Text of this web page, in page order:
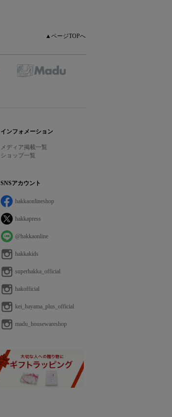
▲ページTOPへ
インフォメーション
メディア掲載一覧
ショップ一覧
SNSアカウント
hakkaonlineshop
hakkapress
@hakkaonline
hakkakids
superhakka_official
hakofficial
kei_hayama_plus_official
madu_housewareshop